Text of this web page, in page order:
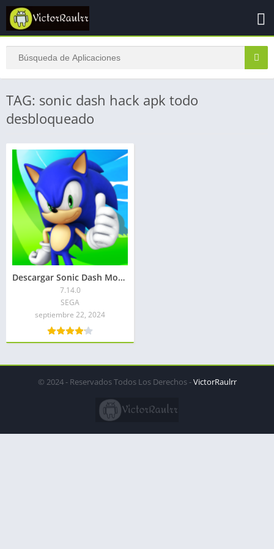
TAG: sonic dash hack apk todo
desbloqueado
Descargar Sonic Dash Mod APK 2026: Rings Infinitos
7.14.0
SEGA
septiembre 22, 2024
© 2024 - Reservados Todos Los Derechos -VictorRaulrr